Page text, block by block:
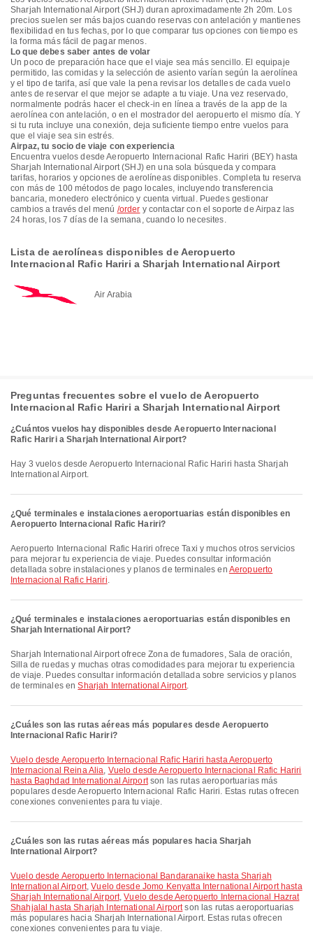
Sharjah International Airport (SHJ) duran aproximadamente 2h 20m. Los
precios suelen ser más bajos cuando reservas con antelación y mantienes
flexibilidad en tus fechas, por lo que comparar tus opciones con tiempo es
la forma más fácil de pagar menos.
Lo que debes saber antes de volar
Un poco de preparación hace que el viaje sea más sencillo. El equipaje
permitido, las comidas y la selección de asiento varían según la aerolínea
y el tipo de tarifa, así que vale la pena revisar los detalles de cada vuelo
antes de reservar el que mejor se adapte a tu viaje. Una vez reservado,
normalmente podrás hacer el check-in en línea a través de la app de la
aerolínea con antelación, o en el mostrador del aeropuerto el mismo día. Y
si tu ruta incluye una conexión, deja suficiente tiempo entre vuelos para
que el viaje sea sin estrés.
Airpaz, tu socio de viaje con experiencia
Encuentra vuelos desde Aeropuerto Internacional Rafic Hariri (BEY) hasta
Sharjah International Airport (SHJ) en una sola búsqueda y compara
tarifas, horarios y opciones de aerolíneas disponibles. Completa tu reserva
con más de 100 métodos de pago locales, incluyendo transferencia
bancaria, monedero electrónico y cuenta virtual. Puedes gestionar
cambios a través del menú /order y contactar con el soporte de Airpaz las
24 horas, los 7 días de la semana, cuando lo necesites.
Lista de aerolíneas disponibles de Aeropuerto
Internacional Rafic Hariri a Sharjah International Airport
Air Arabia
Preguntas frecuentes sobre el vuelo de Aeropuerto
Internacional Rafic Hariri a Sharjah International Airport
¿Cuántos vuelos hay disponibles desde Aeropuerto Internacional
Rafic Hariri a Sharjah International Airport?
Hay 3 vuelos desde Aeropuerto Internacional Rafic Hariri hasta Sharjah
International Airport.
¿Qué terminales e instalaciones aeroportuarias están disponibles en
Aeropuerto Internacional Rafic Hariri?
Aeropuerto Internacional Rafic Hariri ofrece Taxi y muchos otros servicios
para mejorar tu experiencia de viaje. Puedes consultar información
detallada sobre instalaciones y planos de terminales en Aeropuerto
Internacional Rafic Hariri.
¿Qué terminales e instalaciones aeroportuarias están disponibles en
Sharjah International Airport?
Sharjah International Airport ofrece Zona de fumadores, Sala de oración,
Silla de ruedas y muchas otras comodidades para mejorar tu experiencia
de viaje. Puedes consultar información detallada sobre servicios y planos
de terminales enSharjah International Airport.
¿Cuáles son las rutas aéreas más populares desde Aeropuerto
Internacional Rafic Hariri?
Vuelo desde Aeropuerto Internacional Rafic Hariri hasta Aeropuerto
Internacional Reina Alia, Vuelo desde Aeropuerto Internacional Rafic Hariri
hasta Baghdad International Airportson las rutas aeroportuarias más
populares desde Aeropuerto Internacional Rafic Hariri. Estas rutas ofrecen
conexiones convenientes para tu viaje.
¿Cuáles son las rutas aéreas más populares hacia Sharjah
International Airport?
Vuelo desde Aeropuerto Internacional Bandaranaike hasta Sharjah
International Airport,Vuelo desde Jomo Kenyatta International Airport hasta
Sharjah International Airport,Vuelo desde Aeropuerto Internacional Hazrat
Shahjalal hasta Sharjah International Airportson las rutas aeroportuarias
más populares hacia Sharjah International Airport. Estas rutas ofrecen
conexiones convenientes para tu viaje.